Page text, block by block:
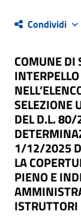
Condividi
COMUNE DI
SELEZIONE
DEL D.L. 80/
1/12/2025
LA
PIENO E
ISTRUTTORI